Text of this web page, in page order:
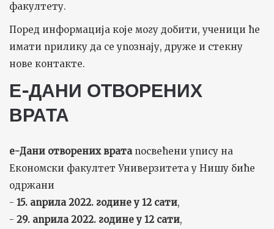
факултету.
Поред информација које могу добити, ученици ће
имати прилику да се упознају, друже и стекну
нове контакте.
Е-ДАНИ ОТВОРЕНИХ
ВРАТА
е-Дани отворених вратапосвећени упису на
Економски факултет Универзитета у Нишу биће
одржани
- 15. априла 2022. године у 12 сати,
- 29. априла 2022. године у 12 сати,